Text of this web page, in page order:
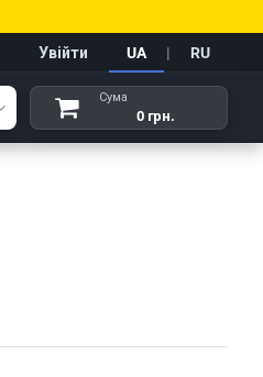
Увійти UA | RU
Сума
0 грн.